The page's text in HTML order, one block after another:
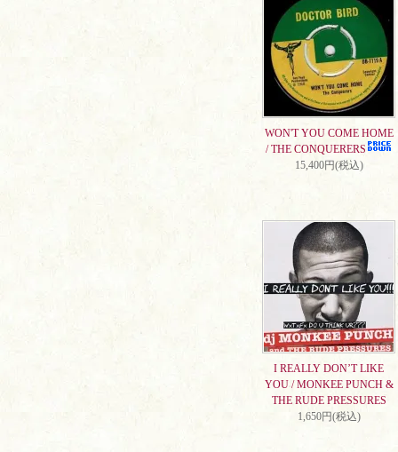
WON'T YOU COME HOME
/ THE CONQUERERS
15,400円(税込)
I REALLY DON’T LIKE
YOU / MONKEE PUNCH &
THE RUDE PRESSURES
1,650円(税込)